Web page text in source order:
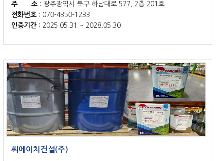
주 소 : 광주광역시 북구 하남대로 577, 2층 201호
전화번호 : 070-4350-1233
인증기간 : 2025.05.31 ~ 2028.05.30
조회수 : 979
씨에이치건설(주)